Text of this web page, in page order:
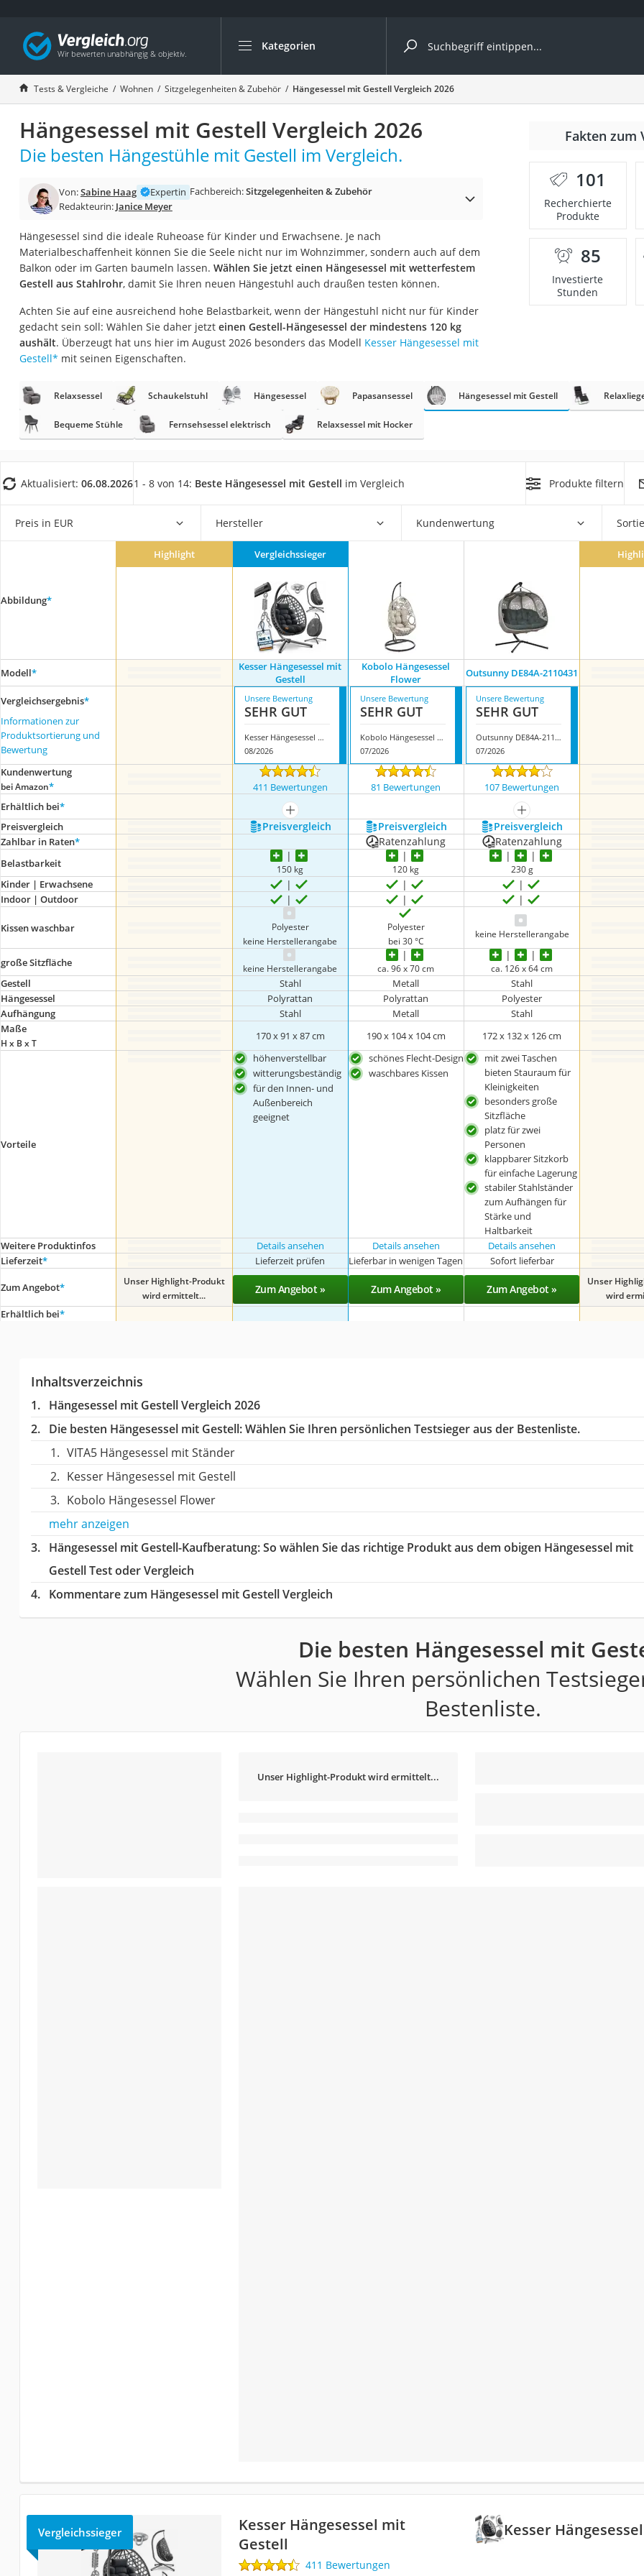
Kategorien
Die beliebtesten Vergleiche nach Kategorie
Wohnen
Matratzen-Topper
Matratzen
Konferenzlautsprecher
Badlüfter
Bürohocker
Außenleuchte mit Kamera
Ozongeneratoren
Akku-Tischlampe
Konferenzmikrofon
Aktenvernichter Sicherheitsstufe 4
Bettgitter
Duschpaneel
Höhenverstellbarer Schreibtisch
Matratze 90 x 200 cm
Service
Tests & Vergleiche Wohnen Sitzgelegenheiten & Zubehör Hängesessel mit Gestell Vergleich 2026
Hängesessel mit Gestell Vergleich 2026
Die besten Hängestühle mit Gestell im Vergleich.
Von:Sabine Haag Expertin Fachbereich:Sitzgelegenheiten & Zubehör
Redakteurin: Janice Meyer
Hängesessel sind die ideale Ruheoase für Kinder und Erwachsene. Je nach
Materialbeschaffenheit können Sie die Seele nicht nur im Wohnzimmer, sondern auch auf dem
Balkon oder im Garten baumeln lassen. Wählen Sie jetzt einen Hängesessel mit wetterfestem
Gestell aus Stahlrohr, damit Sie Ihren neuen Hängestuhl auch draußen testen können.
Achten Sie auf eine ausreichend hohe Belastbarkeit, wenn der Hängestuhl nicht nur für Kinder
gedacht sein soll: Wählen Sie daher jetzt einen Gestell-Hängesessel der mindestens 120 kg
aushält. Überzeugt hat uns hier im August 2026 besonders das Modell Kesser Hängesessel mit
Gestell* mit seinen Eigenschaften.
Fakten zum
101
Recherchierte
Produkte
85
Investierte
Stunden
Relaxsessel Schaukelstuhl Hängesessel Papasansessel Hängesessel mit Gestell
Bequeme Stühle Fernsehsessel elektrisch Relaxsessel mit Hocker
Aktualisiert: 06.08.20261 - 8 von 14: Beste Hängesessel mit Gestell im Vergleich Produkte filtern
Preis in EUR Hersteller Kundenwertung
Abbildung*
Highlight Vergleichssieger
Modell*
Kesser Hängesessel mit
Gestell
Kobolo Hängesessel
Flower
Outsunny DE84A-2110431
Vergleichsergebnis*
Informationen zur
Produktsortierung und
Bewertung
Unsere Bewertung
SEHR GUT
Kesser Hängesessel mit Gestell
08/2026
Unsere Bewertung
SEHR GUT
Kobolo Hängesessel Flower
07/2026
Unsere Bewertung
SEHR GUT
Outsunny DE84A-2110431
07/2026
Kundenwertung
bei Amazon* 411 Bewertungen 81 Bewertungen 107 Bewertungen
Erhältlich bei*
mehr anzeigen mehr anzeigen
Preis­vergleich
Preis­vergleich Preis­vergleich Preis­vergleich
Zahlbar in Raten* Ratenzahlung Ratenzahlung
Belastbarkeit 150 kg 120 kg 230 g
Kinder | Erwachsene
Indoor | Outdoor
Kissen waschbar
Polyester
keine Herstellerangabe
Polyester
bei 30 °C
keine Herstellerangabe
große Sitzfläche keine Herstellerangabe ca. 96 x 70 cm ca. 126 x 64 cm
Gestell Stahl Metall Stahl
Hängesessel
Polyrattan Polyrattan Polyester
Aufhängung
Stahl Metall Stahl
Maße
H x B x T
170 x 91 x 87 cm 190 x 104 x 104 cm 172 x 132 x 126 cm
Vorteile
höhenverstellbar
witterungsbeständig
für den Innen- und
Außenbereich
geeignet
schönes Flecht-Design
waschbares Kissen
mit zwei Taschen
bieten Stauraum für
Kleinigkeiten
besonders große
Sitzfläche
platz für zwei
Personen
klappbarer Sitzkorb
für einfache Lagerung
stabiler Stahlständer
zum Aufhängen für
Stärke und
Haltbarkeit
Weitere Produktinfos Details ansehen Details ansehen Details ansehen
Lieferzeit* Lieferzeit prüfen Lieferbar in wenigen Tagen Sofort lieferbar
Zum Angebot*
Unser Highlight-Produkt
wird ermittelt...
Zum Angebot » Zum Angebot » Zum Angebot »
Unser
wird
Erhältlich bei*
Inhaltsverzeichnis
Hängesessel mit Gestell Vergleich 2026
Die besten Hängesessel mit Gestell:Wählen Sie Ihren persönlichen Testsieger aus der Bestenliste.
VITA5 Hängesessel mit Ständer
Kesser Hängesessel mit Gestell
Kobolo Hängesessel Flower
mehr anzeigen
Hängesessel mit Gestell-Kaufberatung: So wählen Sie das richtige Produkt aus dem obigen Hängesessel mit
Gestell Test oder Vergleich
Kommentare zum Hängesessel mit Gestell Vergleich
Die besten Hängesessel mit
Wählen Sie Ihren persönlichen
Bestenliste.
Unser Highlight-Produkt wird ermittelt...
Kesser
Vergleichssieger
Kesser Hängesessel mit
Gestell
411 Bewertungen